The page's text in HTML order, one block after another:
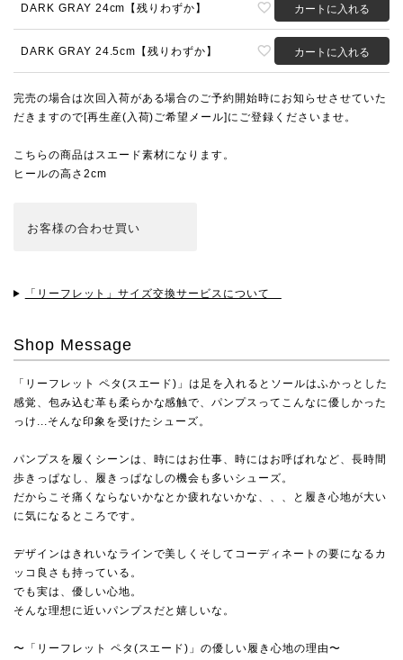
DARK GRAY 24cm【残りわずか】 カートに入れる
DARK GRAY 24.5cm【残りわずか】 カートに入れる
完売の場合は次回入荷がある場合のご予約開始時にお知らせさせていた
だきますので[再生産(入荷)ご希望メール]にご登録くださいませ。
こちらの商品はスエード素材になります。
ヒールの高さ2cm
お客様の合わせ買い
「リーフレット」サイズ交換サービスについて
Shop Message
「リーフレット ペタ(スエード)」は足を入れるとソールはふかっとした
感覚、包み込む革も柔らかな感触で、パンプスってこんなに優しかった
っけ...そんな印象を受けたシューズ。
パンプスを履くシーンは、時にはお仕事、時にはお呼ばれなど、長時間
歩きっぱなし、履きっぱなしの機会も多いシューズ。
だからこそ痛くならないかなとか疲れないかな、、、と履き心地が大い
に気になるところです。
デザインはきれいなラインで美しくそしてコーディネートの要になるカ
ッコ良さも持っている。
でも実は、優しい心地。
そんな理想に近いパンプスだと嬉しいな。
〜「リーフレット ペタ(スエード)」の優しい履き心地の理由〜